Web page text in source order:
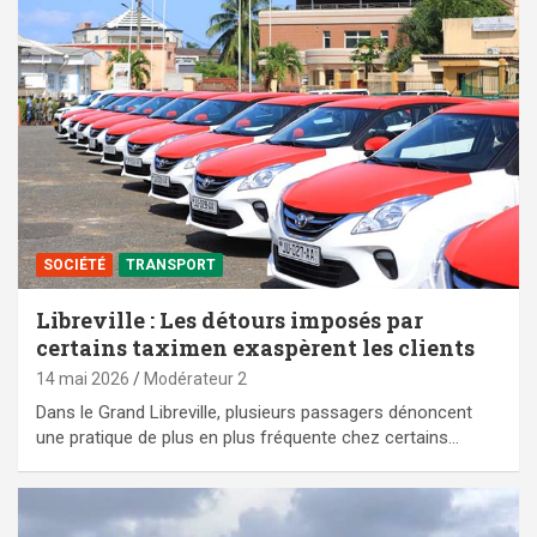
SOCIÉTÉ TRANSPORT
Libreville : Les détours imposés par
certains taximen exaspèrent les clients
14 mai 2026 Modérateur 2
Dans le Grand Libreville, plusieurs passagers dénoncent
une pratique de plus en plus fréquente chez certains…